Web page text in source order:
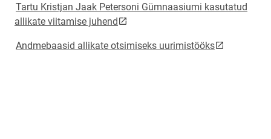
Tartu Kristjan Jaak Petersoni Gümnaasiumi kasutatud
allikate viitamise juhendlink opens on new page
Andmebaasid allikate otsimiseks uurimistöökslink opens